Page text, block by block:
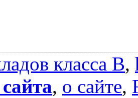
класса B,
, о сайте,